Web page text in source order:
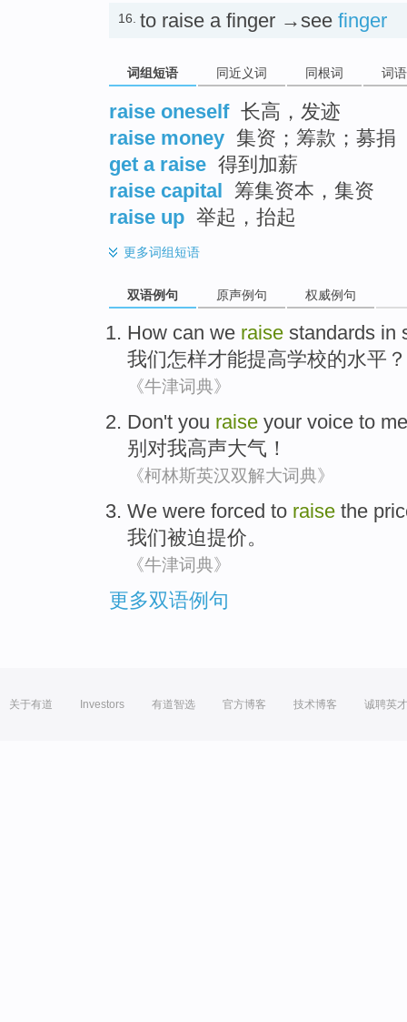
16. to raise a finger →see finger
词组短语 同近义词 同根词 词
raise oneself 长高，发迹
raise money 集资；筹款；募捐
get a raise 得到加薪
raise capital 筹集资本，集资
raise up 举起，抬起
更多词组短语
双语例句 原声例句 权威例句
How can we raise standards in
我们怎样才能提高学校的水平 ？
《牛津词典》
Don't you raise your voice to me
别 对我高声大气！
《柯林斯英汉双解大词典》
We were forced to raise the
我们被迫提价。
《牛津词典》
更多双语例句
关于有道 Investors 有道智选 官方博客 技术博客 诚聘英才